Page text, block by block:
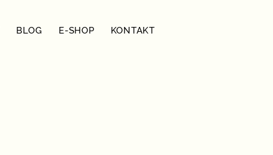
BLOG E-SHOP KONTAKT